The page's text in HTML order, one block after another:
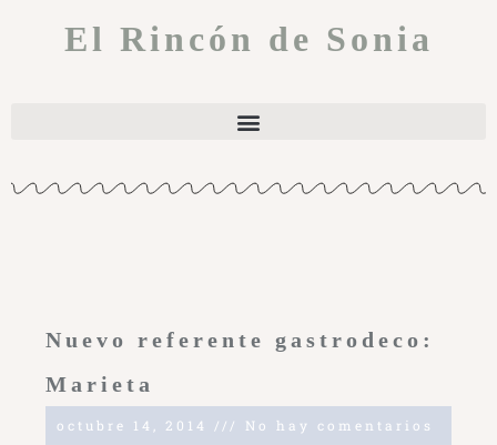
El Rincón de Sonia
Nuevo referente gastrodeco:
Marieta
octubre 14, 2014 No hay comentarios